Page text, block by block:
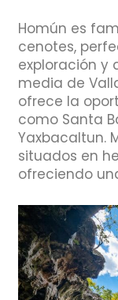
Homún es
cenotes,
exploración y
media de
ofrece la
como Santa
Yaxbacaltun.
situados en
ofreciendo